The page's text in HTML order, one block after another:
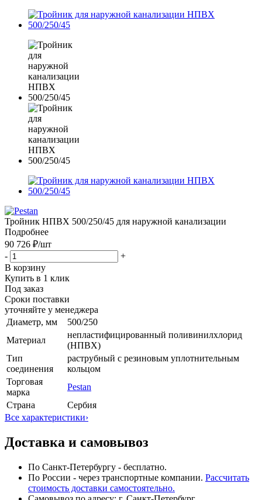
Тройник НПВХ 500/250/45 для наружной канализации
Подробнее
90 726 ₽/шт
-
+
В корзину
Купить в 1 клик
Под заказ
Сроки поставки
уточняйте у менеджера
Диаметр, мм
500/250
Материал
непластифицированный поливинилхлорид
(НПВХ)
Тип
соединения
раструбный с резиновым уплотнительным
кольцом
Торговая
марка
Pestan
Страна
Сербия
Все характеристики›
Доставка и самовывоз
По Санкт-Петербургу - бесплатно.
По России - через транспортные компании. Рассчитать
стоимость доставки самостоятельно.